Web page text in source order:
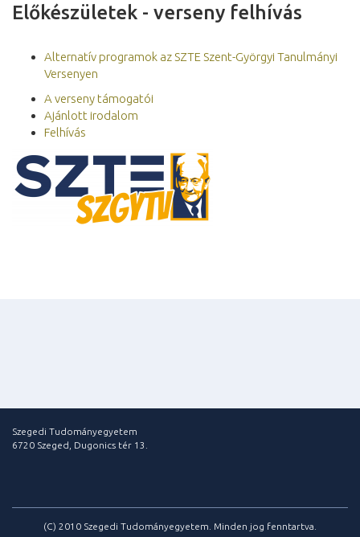
Előkészületek - verseny felhívás
Alternatív programok az SZTE Szent-Györgyi Tanulmányi
Versenyen
A verseny támogatói
Ajánlott irodalom
Felhívás
Szegedi Tudományegyetem
6720 Szeged, Dugonics tér 13.
(C) 2010 Szegedi Tudományegyetem. Minden jog fenntartva.